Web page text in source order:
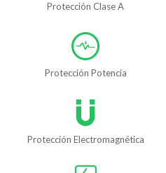
Protección Clase A
Protección Potencia
Protección Electromagnética